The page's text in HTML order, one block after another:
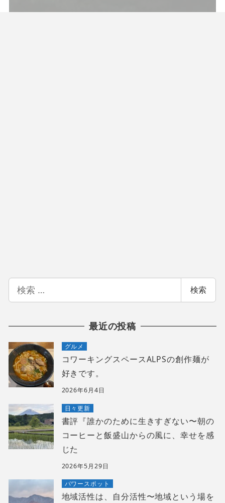
索
検索
最近の投稿
グルメ
コワーキングスペースALPSの創作麺が
好きです。
2026年6月4日
日々更新
書評『誰かのために生きすぎない〜朝の
コーヒーと飯盛山からの風に、幸せを感
じた
2026年5月29日
パワースポット
地域活性は、自分活性〜地域という場を